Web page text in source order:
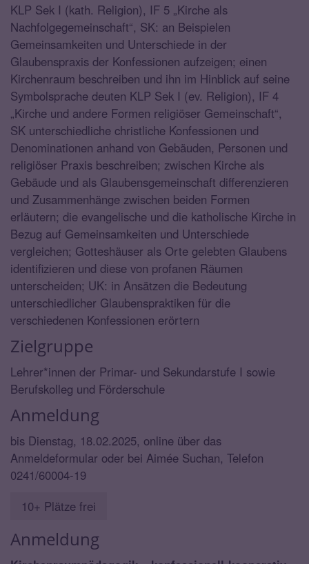
KLP Sek I (kath. Religion), IF 5 „Kirche als
Nachfolgegemeinschaft“, SK: an Beispielen
Gemeinsamkeiten und Unterschiede in der
Glaubenspraxis der Konfessionen aufzeigen; einen
Kirchenraum beschreiben und ihn im Hinblick auf seine
Symbolsprache deuten KLP Sek I (ev. Religion), IF 4
„Kirche und andere Formen religiöser Gemeinschaft“,
SK unterschiedliche christliche Konfessionen und
Denominationen anhand von Gebäuden, Personen und
religiöser Praxis beschreiben; zwischen Kirche als
Gebäude und als Glaubensgemeinschaft differenzieren
und Zusammenhänge zwischen beiden Formen
erläutern; die evangelische und die katholische Kirche in
Bezug auf Gemeinsamkeiten und Unterschiede
vergleichen; Gotteshäuser als Orte gelebten Glaubens
identifizieren und diese von profanen Räumen
unterscheiden; UK: in Ansätzen die Bedeutung
unterschiedlicher Glaubenspraktiken für die
verschiedenen Konfessionen erörtern
Zielgruppe
Lehrer*innen der Primar- und Sekundarstufe I sowie
Berufskolleg und Förderschule
Anmeldung
bis Dienstag, 18.02.2025, online über das
Anmeldeformular oder bei Aimée Suchan, Telefon
0241/60004-19
10+ Plätze frei
Anmeldung